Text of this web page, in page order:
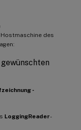
des
-
LoggingReader-